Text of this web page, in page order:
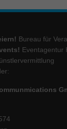
Bureau für
Eventagentur